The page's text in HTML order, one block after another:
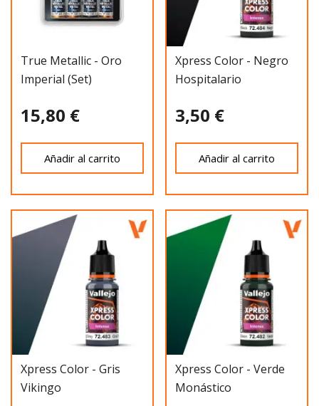
True Metallic - Oro
Imperial (Set)
15,80 €
Añadir al carrito
Xpress Color - Negro
Hospitalario
3,50 €
Añadir al carrito
Xpress Color - Gris
Vikingo
Xpress Color - Verde
Monástico